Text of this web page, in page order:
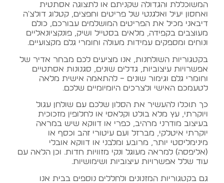
המשוכללת והגדולה שקניתם או לתצוגה אסתטית
ואחסון יעיל ואלגנטי של פריטים וחפצים, קטלוג דולצ'ה
דיבאני מכיל את הפריטים המושלמים עבורכם, כולם
מעוצבים בקפידה, מלאים בסטייל ושיק, פונקציונאליים
ונוחים ומספקים עמידות מעולה וחומרי גלם מקצועיים.
בקטגוריות השולחנות, אנו מציעים לכם מבחר אדיר של
אפשרויות עיצוביות, גדלים שונים, סגנונות אסתטיים
וחומרי גלם וגימור שונים – להתאמה אישית מלאה
לטעמכם האישי ולצרכים היומיומיים שלכם.
כך תוכלו להעשיר את הסלון שלכם עם שולחן עגול
ויוקרתי, עץ מלא בולט וקלאסי או לחלופין מזכוכית
בעיצוב מודרני מרהיב, כפרי או דווקא שיש במראה
יוקרתי איטלקי, מברזל ועם עיטורי זהב וכסף או
מינימליסטי יותר, מרובע ומלבני או דווקא אובלי
(אליפסה) למראה מעוגל ונקי מזוויות חדות. וכן הלאה עם
עוד שלל אפשרויות עיצוביות ושימושיות.
גם בקטגוריות המזנונים ולחללים נוספים בבית אנו